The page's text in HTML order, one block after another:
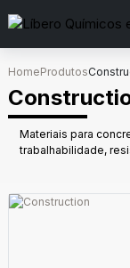
HomeProdutos
Materiais para
trabalhabilidade,